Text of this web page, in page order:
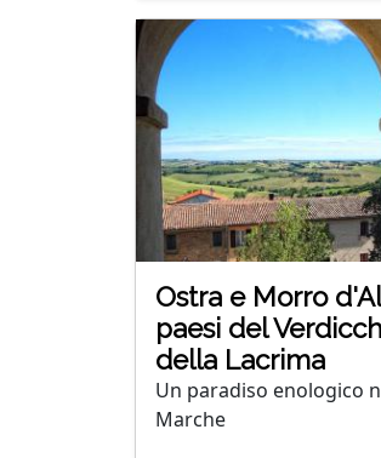
Ostra e Morro
paesi del
della Lacrima
Un paradiso enologico
Marche